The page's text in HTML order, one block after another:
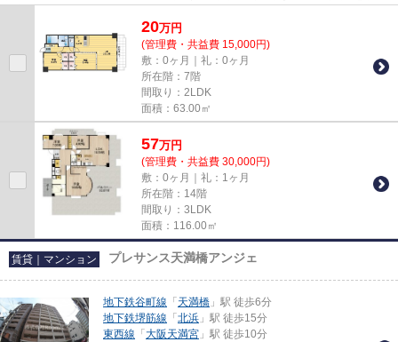
20万円
(管理費・共益費 15,000円)
敷：0ヶ月｜礼：0ヶ月
所在階：7階
間取り：2LDK
面積：63.00㎡
57万円
(管理費・共益費 30,000円)
敷：0ヶ月｜礼：1ヶ月
所在階：14階
間取り：3LDK
面積：116.00㎡
賃貸｜マンション プレサンス天満橋アンジェ
地下鉄谷町線 「 天満橋 」駅 徒歩6分
地下鉄堺筋線 「 北浜 」駅 徒歩15分
東西線 「 大阪天満宮 」駅 徒歩10分